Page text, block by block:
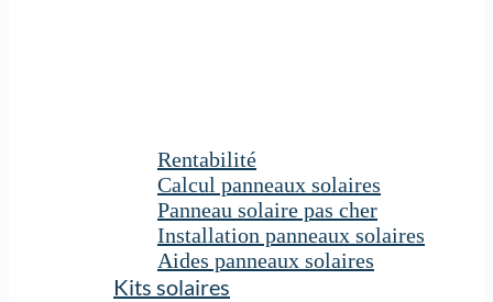
Rentabilité
Calcul panneaux solaires
Panneau solaire pas cher
Installation panneaux solaires
Aides panneaux solaires
Kits solaires